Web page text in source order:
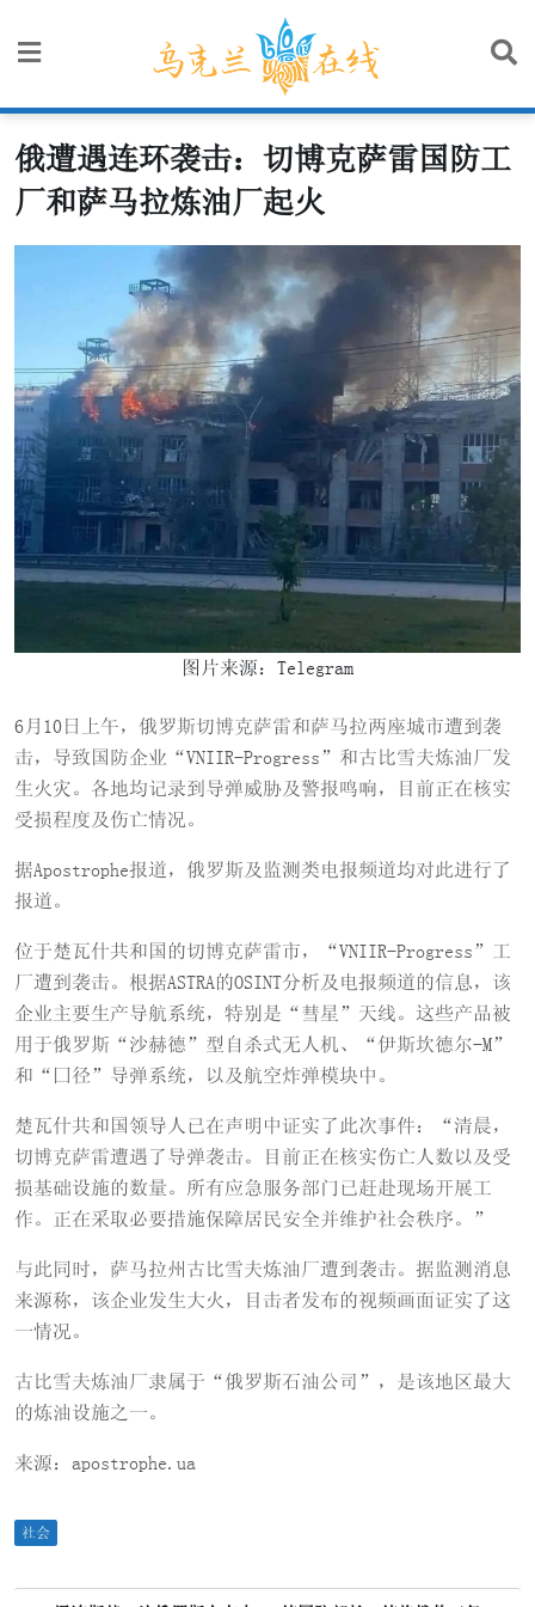
俄遭遇连环袭击：切博克萨雷国防工
厂和萨马拉炼油厂起火
图片来源：Telegram
6月10日上午，俄罗斯切博克萨雷和萨马拉两座城市遭到袭
击，导致国防企业“VNIIR-Progress”和古比雪夫炼油厂发
生火灾。各地均记录到导弹威胁及警报鸣响，目前正在核实
受损程度及伤亡情况。
据Apostrophe报道，俄罗斯及监测类电报频道均对此进行了
报道。
位于楚瓦什共和国的切博克萨雷市，“VNIIR-Progress”工
厂遭到袭击。根据ASTRA的OSINT分析及电报频道的信息，该
企业主要生产导航系统，特别是“彗星”天线。这些产品被
用于俄罗斯“沙赫德”型自杀式无人机、“伊斯坎德尔-M”
和“囗径”导弹系统，以及航空炸弹模块中。
楚瓦什共和国领导人已在声明中证实了此次事件：“清晨，
切博克萨雷遭遇了导弹袭击。目前正在核实伤亡人数以及受
损基础设施的数量。所有应急服务部门已赶赴现场开展工
作。正在采取必要措施保障居民安全并维护社会秩序。”
与此同时，萨马拉州古比雪夫炼油厂遭到袭击。据监测消息
来源称，该企业发生大火，目击者发布的视频画面证实了这
一情况。
古比雪夫炼油厂隶属于“俄罗斯石油公司”，是该地区最大
的炼油设施之一。
来源：apostrophe.ua
社会